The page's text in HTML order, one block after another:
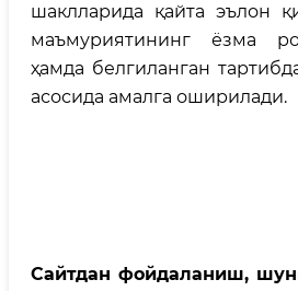
шаклларида қайта эълон
маъмуриятининг ёзма
ҳамда белгиланган
асосида амалга оширилади.
Сайтдан фойдаланиш,